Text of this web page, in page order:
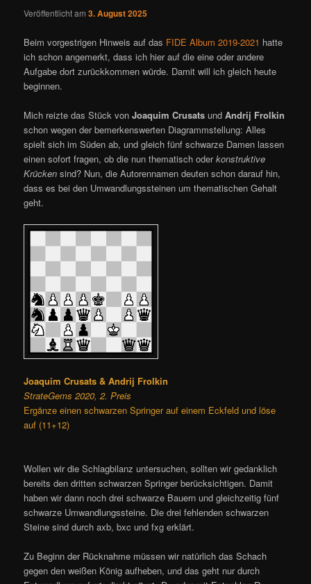
s
a
v
i
g
t
i
o
n
Veröffentlicht am3. August 2025
Beim vorgestrigen Hinweis auf das FIDE Album 2019-2021 hatte
ich schon angemerkt, dass ich hier auf die eine oder andere
Aufgabe dort zurückkommen würde. Damit will ich gleich heute
beginnen.
Mich reizte das Stück vonJoaquim Crusats undAndrij Frolkin
schon wegen der bemerkenswerten Diagrammstellung: Alles
spielt sich im Süden ab, und gleich fünf schwarze Damen lassen
einen sofort fragen, ob die nun thematisch oderkonstruktive
Krücken sind? Nun, die Autorennamen deuten schon darauf hin,
dass es bei den Umwandlungssteinen um thematischen Gehalt
geht.
Joaquim Crusats & Andrij Frolkin
StrateGems 2020, 2. Preis
Ergänze einen schwarzen Springer auf einem Eckfeld und löse
auf (11+12)
Wollen wir die Schlagbilanz untersuchen, sollten wir gedanklich
bereits den dritten schwarzen Springer berücksichtigen. Damit
haben wir dann noch drei schwarze Bauern und gleichzeitig fünf
schwarze Umwandlungssteine. Die drei fehlenden schwarzen
Steine sind durch axb, bxc und fxg erklärt.
Zu Beginn der Rücknahme müssen wir natürlich das Schach
gegen den weißen König aufheben, und das geht nur durch